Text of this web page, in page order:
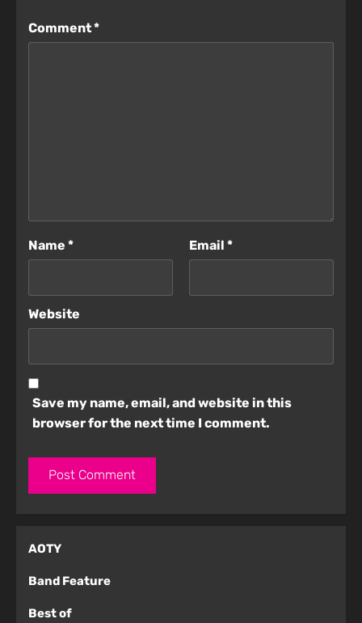
Comment*
Name * Email *
Website
Save my name, email, and website in this
browser for the next time I comment.
AOTY
Band Feature
Best of